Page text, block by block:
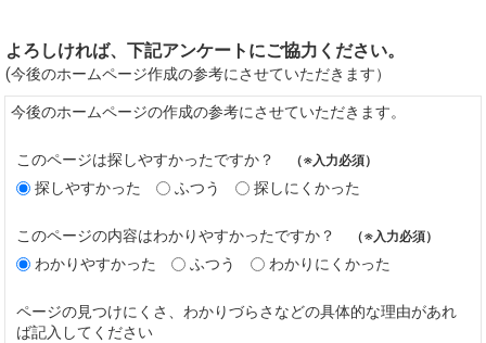
よろしければ、下記アンケートにご協力ください。
(今後のホームページ作成の参考にさせていただきます）
今後のホームページの作成の参考にさせていただきます。
このページは探しやすかったですか？ （※入力必須）
探しやすかった ふつう 探しにくかった
このページの内容はわかりやすかったですか？ （※入力必須）
わかりやすかった ふつう わかりにくかった
ページの見つけにくさ、わかりづらさなどの具体的な理由があれ
ば記入してください